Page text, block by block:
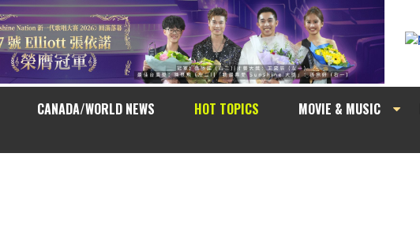
CANADA/WORLD NEWS HOT TOPICS MOVIE & MUSIC